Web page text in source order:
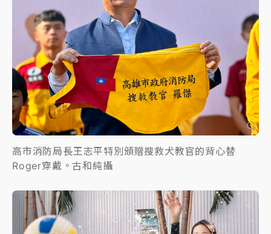
高市消防局長王志平特別頒贈搜救犬教官的背心替
Roger穿戴。古和純攝